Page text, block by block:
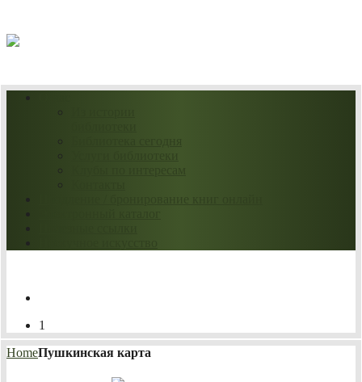
1
HomeПушкинская карта